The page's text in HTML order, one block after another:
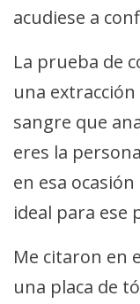
acudiese a
La prueba de
una
sangre que
eres la
en esa
ideal para ese
Me citaron en
una placa de